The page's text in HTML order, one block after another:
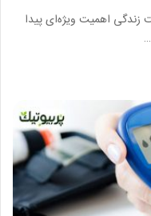
زندگی اهمیت ویژه‌ای پیدا